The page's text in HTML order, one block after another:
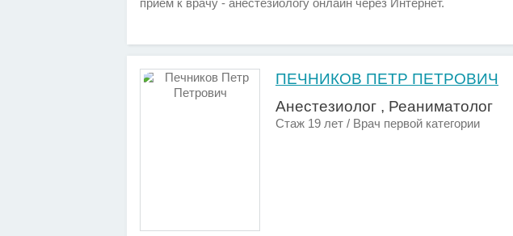
приём к врачу - анестезиологу онлайн через Интернет.
ПЕЧНИКОВ ПЕТР ПЕТРОВИЧ
Анестезиолог , Реаниматолог
Стаж 19 лет / Врач первой категории